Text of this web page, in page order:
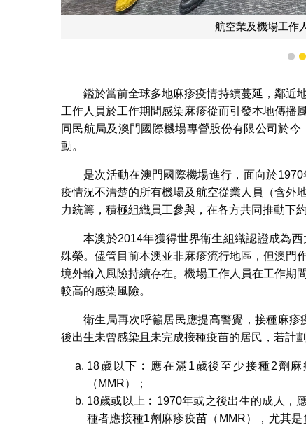
航空業及機場工作
1 2
鑑於當前全球多地麻疹疫情持續蔓延，鄰近
工作人員於工作期間感染麻疹從而引發本地傳播
同民航局及澳門國際機場專營股份有限公司於
動。
是次活動在澳門國際機場進行，面向於
疫情況不清楚的所有機場及航空從業人員（含外
力統籌，積極組織員工參與，在各方共同推動下
本澳於2014年獲得世界衛生組織認證成為
殊榮。儘管目前本澳並非麻疹流行地區，但澳門
境外輸入風險持續存在。機場工作人員在工作期
較高的感染風險。
衛生局再次呼籲居民應提高警覺，接種麻
後出生未曾感染且未完成接種疫苗的居民，若計
18歲以下︰應在滿1歲後至少接種2劑
（MMR）；
18歲或以上︰1970年或之後出生的成人，
種者應接種1劑麻疹疫苗（MMR），尤其